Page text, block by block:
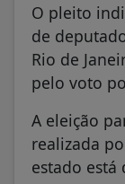
O pleito
de
Rio de
pelo voto
A eleição
realizada
estado está